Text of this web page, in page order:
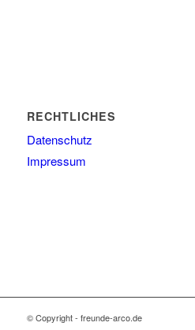
RECHTLICHES
Datenschutz
Impressum
© Copyright - freunde-arco.de